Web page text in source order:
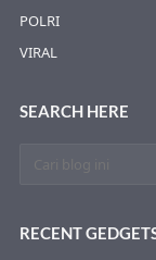
POLRI
VIRAL
SEARCH HERE
RECENT